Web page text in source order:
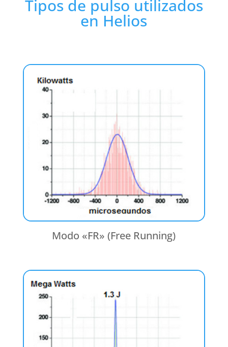
Tipos de pulso utilizados
en Helios
Modo «FR» (Free Running)